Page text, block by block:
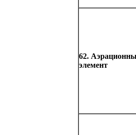
62.
элемент